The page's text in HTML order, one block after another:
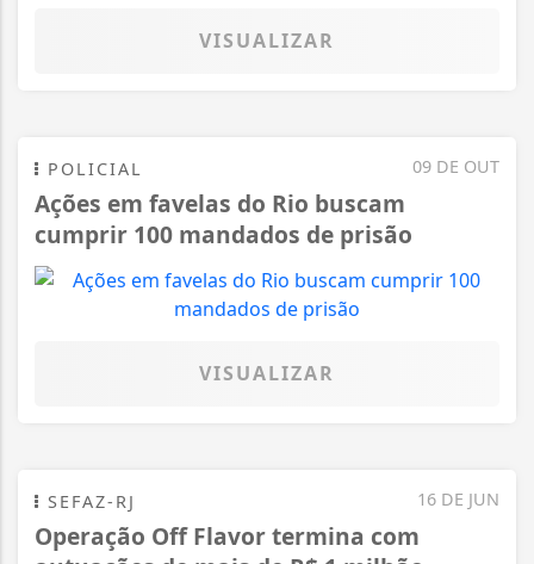
VISUALIZAR
09 DE OUT
POLICIAL
Ações em favelas do Rio buscam
cumprir 100 mandados de prisão
VISUALIZAR
16 DE JUN
SEFAZ-RJ
Operação Off Flavor termina com